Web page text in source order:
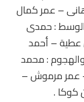
– عمر كمال
: حمدى
عطية – أحمد
: محمد
عمر مرموش –
.